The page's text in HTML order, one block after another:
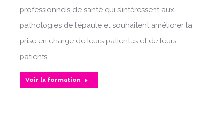
professionnels de santé qui s’intéressent aux
pathologies de l’épaule et souhaitent améliorer la
prise en charge de leurs patientes et de leurs
patients.
Voir la formation